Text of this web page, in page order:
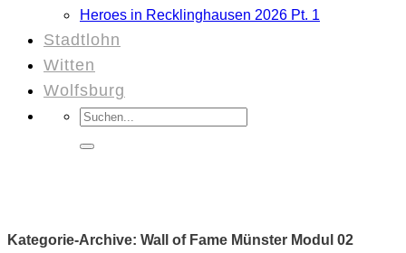
Heroes in Recklinghausen 2026 Pt. 1
Stadtlohn
Witten
Wolfsburg
Suchen
nach:
Kategorie-Archive: Wall of Fame Münster Modul 02